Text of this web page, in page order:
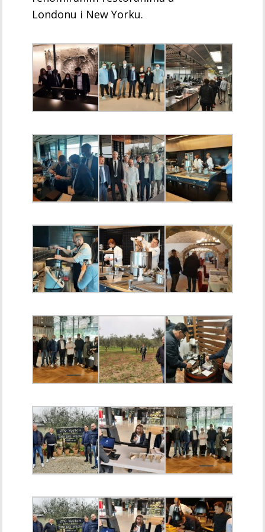
Londonu i New Yorku.